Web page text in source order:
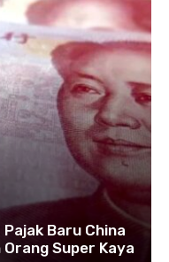
Pajak Baru China
Orang Super Kaya